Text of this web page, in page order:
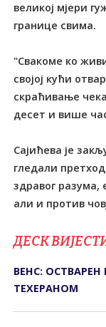
великој мјери
границе свима.
"Свакоме ко
својој кући
скраћивање
десет и више
Сајићева је
гледали
здравог
али и против
ДЕСК
ВЕНС:
ТЕХЕРАНОМ